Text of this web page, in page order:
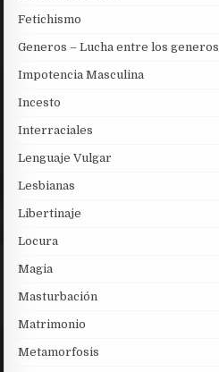
Fetichismo
Generos – Lucha entre los generos
Impotencia Masculina
Incesto
Interraciales
Lenguaje Vulgar
Lesbianas
Libertinaje
Locura
Magia
Masturbación
Matrimonio
Metamorfosis